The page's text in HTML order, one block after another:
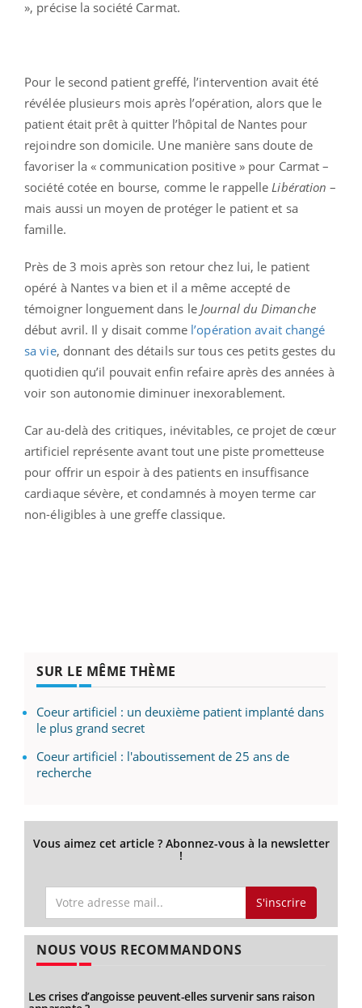
», précise la société Carmat.
Pour le second patient greffé, l’intervention avait été
révélée plusieurs mois après l’opération, alors que le
patient était prêt à quitter l’hôpital de Nantes pour
rejoindre son domicile. Une manière sans doute de
favoriser la « communication positive » pour Carmat –
société cotée en bourse, comme le rappelle Libération –
mais aussi un moyen de protéger le patient et sa
famille.
Près de 3 mois après son retour chez lui, le patient
opéré à Nantes va bien et il a même accepté de
témoigner longuement dans le Journal du Dimanche
début avril. Il y disait comme l’opération avait changé
sa vie, donnant des détails sur tous ces petits gestes du
quotidien qu’il pouvait enfin refaire après des années à
voir son autonomie diminuer inexorablement.
Car au-delà des critiques, inévitables, ce projet de cœur
artificiel représente avant tout une piste prometteuse
pour offrir un espoir à des patients en insuffisance
cardiaque sévère, et condamnés à moyen terme car
non-éligibles à une greffe classique.
SUR LE MÊME THÈME
Coeur artificiel : un deuxième patient implanté dans
le plus grand secret
Coeur artificiel : l'aboutissement de 25 ans de
recherche
Vous aimez cet article ? Abonnez-vous à la newsletter
!
S'inscrire
NOUS VOUS RECOMMANDONS
Les crises d’angoisse peuvent-elles survenir sans raison